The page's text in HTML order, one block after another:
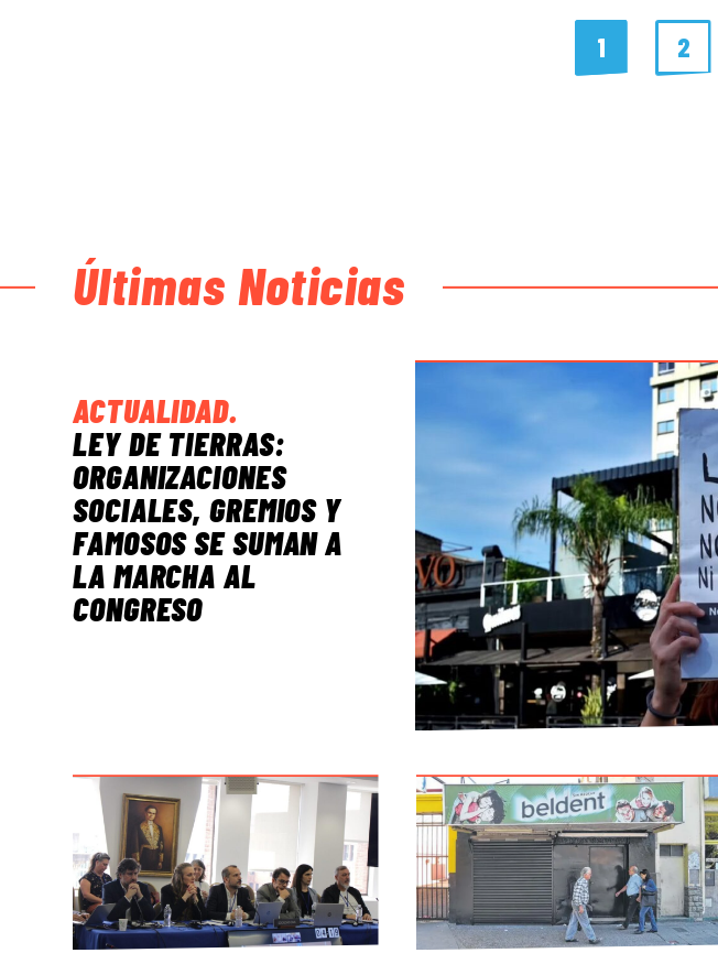
1 2
Últimas Noticias
ACTUALIDAD.
LEY DE TIERRAS:
ORGANIZACIONES
SOCIALES, GREMIOS Y
FAMOSOS SE SUMAN A
LA MARCHA AL
CONGRESO